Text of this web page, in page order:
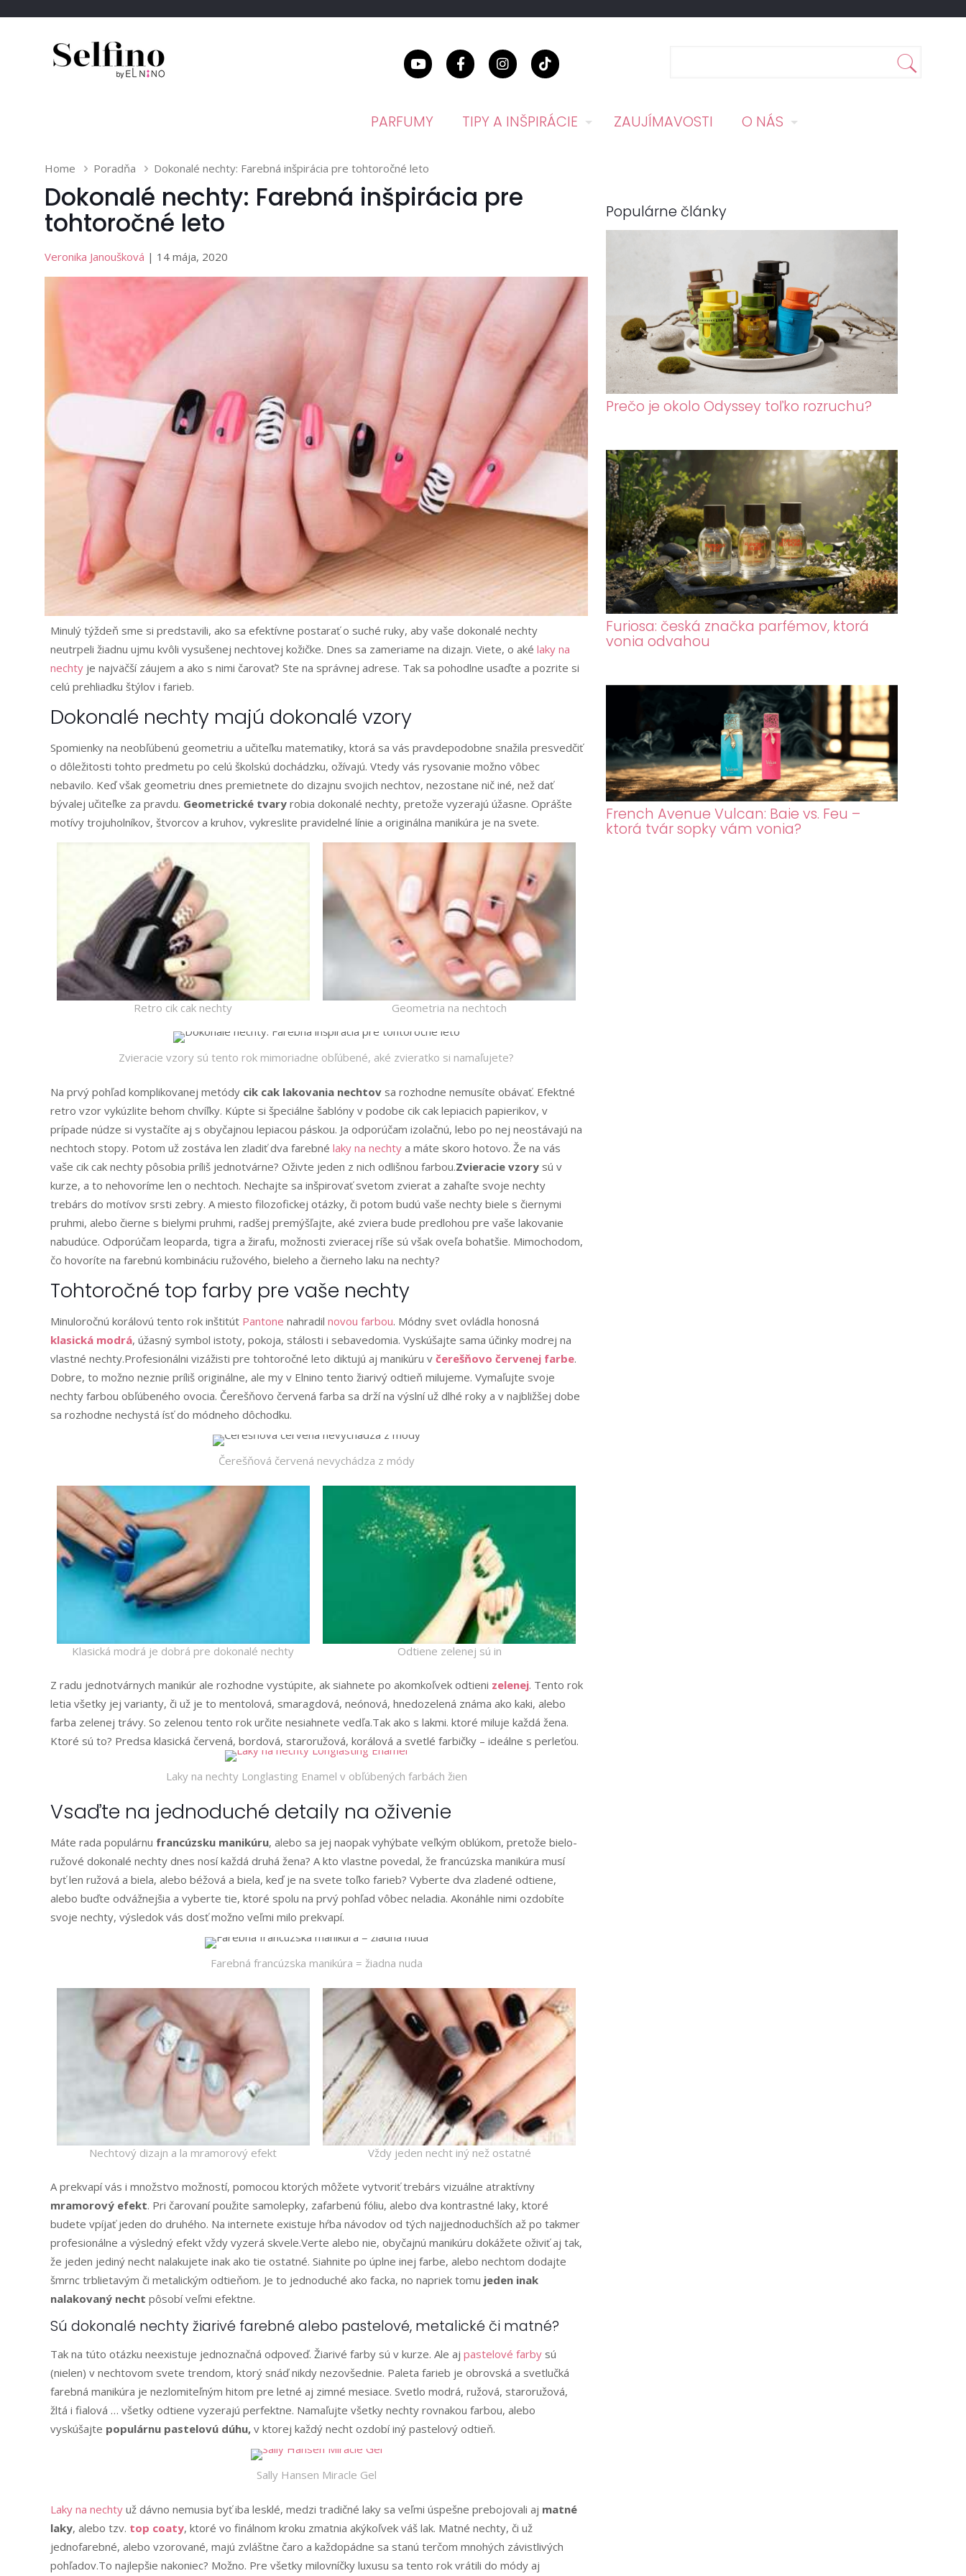
PARFUMY TIPY A INŠPIRÁCIE ZAUJÍMAVOSTI O NÁS
Home Poradňa Dokonalé nechty: Farebná inšpirácia pre tohtoročné leto
Dokonalé nechty: Farebná inšpirácia pre
tohtoročné leto
Veronika Janoušková | 14 mája, 2020
Minulý týždeň sme si predstavili, ako sa efektívne postarať o suché ruky, aby vaše dokonalé nechty
neutrpeli žiadnu ujmu kvôli vysušenej nechtovej kožičke. Dnes sa zameriame na dizajn. Viete, o aké laky na
nechtyje najväčší záujem a ako s nimi čarovať? Ste na správnej adrese. Tak sa pohodlne usaďte a pozrite si
celú prehliadku štýlov i farieb.
Dokonalé nechty majú dokonalé vzory
Spomienky na neobľúbenú geometriu a učiteľku matematiky, ktorá sa vás pravdepodobne snažila presvedčiť
o dôležitosti tohto predmetu po celú školskú dochádzku, ožívajú. Vtedy vás rysovanie možno vôbec
nebavilo. Keď však geometriu dnes premietnete do dizajnu svojich nechtov, nezostane nič iné, než dať
bývalej učiteľke za pravdu. Geometrické tvaryrobia dokonalé nechty, pretože vyzerajú úžasne. Oprášte
motívy trojuholníkov, štvorcov a kruhov, vykreslite pravidelné línie a originálna manikúra je na svete.
Retro cik cak nechty Geometria na nechtoch
Zvieracie vzory sú tento rok mimoriadne obľúbené, aké zvieratko si namaľujete?
Na prvý pohľad komplikovanej metódy cik cak lakovania nechtovsa rozhodne nemusíte obávať. Efektné
retro vzor vykúzlite behom chvíľky. Kúpte si špeciálne šablóny v podobe cik cak lepiacich papierikov, v
prípade núdze si vystačíte aj s obyčajnou lepiacou páskou. Ja odporúčam izolačnú, lebo po nej neostávajú na
nechtoch stopy. Potom už zostáva len zladiť dva farebné laky na nechtya máte skoro hotovo. Že na vás
vaše cik cak nechty pôsobia príliš jednotvárne? Oživte jeden z nich odlišnou farbou.Zvieracie vzorysú v
kurze, a to nehovoríme len o nechtoch. Nechajte sa inšpirovať svetom zvierat a zahaľte svoje nechty
trebárs do motívov srsti zebry. A miesto filozofickej otázky, či potom budú vaše nechty biele s čiernymi
pruhmi, alebo čierne s bielymi pruhmi, radšej premýšľajte, aké zviera bude predlohou pre vaše lakovanie
nabudúce. Odporúčam leoparda, tigra a žirafu, možnosti zvieracej ríše sú však oveľa bohatšie. Mimochodom,
čo hovoríte na farebnú kombináciu ružového, bieleho a čierneho laku na nechty?
Tohtoročné top farby pre vaše nechty
Minuloročnú korálovú tento rok inštitút Pantone nahradil novou farbou. Módny svet ovládla honosná
klasická modrá, úžasný symbol istoty, pokoja, stálosti i sebavedomia. Vyskúšajte sama účinky modrej na
vlastné nechty.Profesionálni vizážisti pre tohtoročné leto diktujú aj manikúru v čerešňovo červenej farbe.
Dobre, to možno neznie príliš originálne, ale my v Elnino tento žiarivý odtieň milujeme. Vymaľujte svoje
nechty farbou obľúbeného ovocia. Čerešňovo červená farba sa drží na výslní už dlhé roky a v najbližšej dobe
sa rozhodne nechystá ísť do módneho dôchodku.
Čerešňová červená nevychádza z módy
Klasická modrá je dobrá pre dokonalé nechty Odtiene zelenej sú in
Z radu jednotvárnych manikúr ale rozhodne vystúpite, ak siahnete po akomkoľvek odtieni zelenej. Tento rok
letia všetky jej varianty, či už je to mentolová, smaragdová, neónová, hnedozelená známa ako kaki, alebo
farba zelenej trávy. So zelenou tento rok určite nesiahnete vedľa.Tak ako s lakmi. ktoré miluje každá žena.
Ktoré sú to? Predsa klasická červená, bordová, staroružová, korálová a svetlé farbičky – ideálne s perleťou.
Laky na nechty Longlasting Enamel v obľúbených farbách žien
Vsaďte na jednoduché detaily na oživenie
Máte rada populárnu francúzsku manikúru, alebo sa jej naopak vyhýbate veľkým oblúkom, pretože bielo-
ružové dokonalé nechty dnes nosí každá druhá žena? A kto vlastne povedal, že francúzska manikúra musí
byť len ružová a biela, alebo béžová a biela, keď je na svete toľko farieb? Vyberte dva zladené odtiene,
alebo buďte odvážnejšia a vyberte tie, ktoré spolu na prvý pohľad vôbec neladia. Akonáhle nimi ozdobíte
svoje nechty, výsledok vás dosť možno veľmi milo prekvapí.
Farebná francúzska manikúra = žiadna nuda
Nechtový dizajn a la mramorový efekt Vždy jeden necht iný než ostatné
A prekvapí vás i množstvo možností, pomocou ktorých môžete vytvoriť trebárs vizuálne atraktívny
mramorový efekt. Pri čarovaní použite samolepky, zafarbenú fóliu, alebo dva kontrastné laky, ktoré
budete vpíjať jeden do druhého. Na internete existuje hŕba návodov od tých najjednoduchších až po takmer
profesionálne a výsledný efekt vždy vyzerá skvele.Verte alebo nie, obyčajnú manikúru dokážete oživiť aj tak,
že jeden jediný necht nalakujete inak ako tie ostatné. Siahnite po úplne inej farbe, alebo nechtom dodajte
šmrnc trblietavým či metalickým odtieňom. Je to jednoduché ako facka, no napriek tomu jeden inak
nalakovaný necht pôsobí veľmi efektne.
Sú dokonalé nechty žiarivé farebné alebo pastelové, metalické či matné?
Tak na túto otázku neexistuje jednoznačná odpoveď. Žiarivé farby sú v kurze. Ale aj pastelové farbysú
(nielen) v nechtovom svete trendom, ktorý snáď nikdy nezovšednie. Paleta farieb je obrovská a svetlučká
farebná manikúra je nezlomiteľným hitom pre letné aj zimné mesiace. Svetlo modrá, ružová, staroružová,
žltá i fialová … všetky odtiene vyzerajú perfektne. Namaľujte všetky nechty rovnakou farbou, alebo
vyskúšajte populárnu pastelovú dúhu,v ktorej každý necht ozdobí iný pastelový odtieň.
Sally Hansen Miracle Gel
Laky na nechtyuž dávno nemusia byť iba lesklé, medzi tradičné laky sa veľmi úspešne prebojovali aj matné
laky, alebo tzv. top coaty, ktoré vo finálnom kroku zmatnia akýkoľvek váš lak. Matné nechty, či už
jednofarebné, alebo vzorované, majú zvláštne čaro a každopádne sa stanú terčom mnohých závistlivých
pohľadov.To najlepšie nakoniec? Možno. Pre všetky milovníčky luxusu sa tento rok vrátili do módy aj
Populárne články
Prečo je okolo Odyssey toľko rozruchu?
Furiosa: česká značka parfémov, ktorá
vonia odvahou
French Avenue Vulcan: Baie vs. Feu –
ktorá tvár sopky vám vonia?